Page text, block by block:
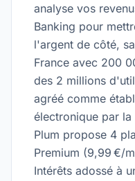
analyse vos
Banking pour
l'argent de côté,
France avec 200
des 2 millions
agréé comme
électronique par la
Plum propose 4
Premium (9,99 €/
Intérêts adossé à